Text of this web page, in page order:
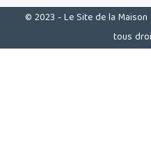
© 2023 - Le Site de la
tous